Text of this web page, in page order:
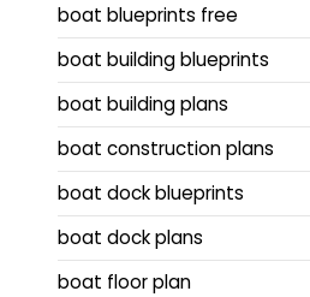
boat blueprints free
boat building blueprints
boat building plans
boat construction plans
boat dock blueprints
boat dock plans
boat floor plan